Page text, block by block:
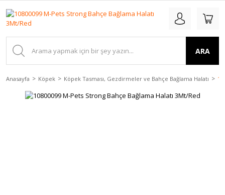
ARA
Anasayfa Köpek Köpek Tasması, Gezdirmeler ve Bahçe Bağlama Halatı